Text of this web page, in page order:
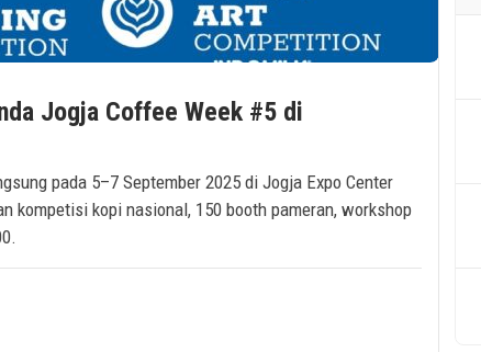
Jogja Coffee Week #5 di
pada 5–7 September 2025 di Jogja Expo Center
kompetisi kopi nasional, 150 booth pameran, workshop